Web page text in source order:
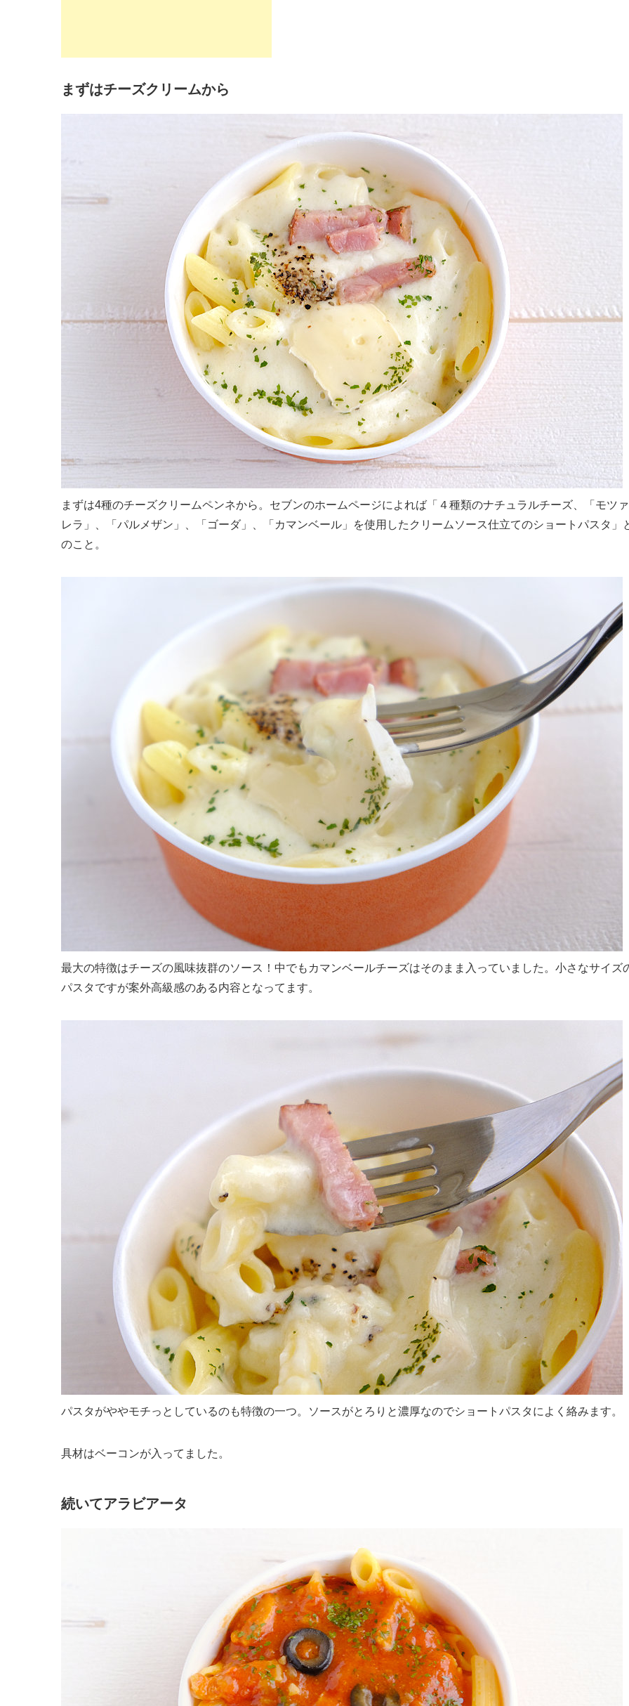
まずはチーズクリームから
まずは4種のチーズクリームペンネから。セブンのホームページによれば「４種類のナチュラルチーズ、「モツァ
レラ」、「パルメザン」、「ゴーダ」、「カマンベール」を使用したクリームソース仕立てのショートパスタ」
のこと。
最大の特徴はチーズの風味抜群のソース！中でもカマンベールチーズはそのまま入っていました。小さなサイズ
パスタですが案外高級感のある内容となってます。
パスタがややモチっとしているのも特徴の一つ。ソースがとろりと濃厚なのでショートパスタによく絡みます。
具材はベーコンが入ってました。
続いてアラビアータ